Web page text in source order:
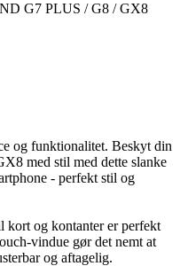
G7 PLUS / G8 / GX8
og funktionalitet. Beskyt din
med stil med dette slanke
- perfekt stil og
kort og kontanter er perfekt
vindue gør det nemt at
og aftagelig.